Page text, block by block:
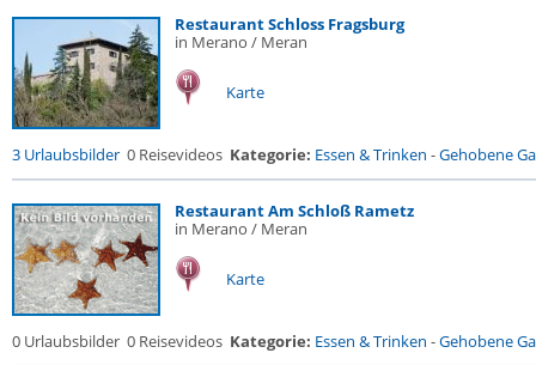
Restaurant Schloss Fragsburg
in Merano / Meran
Karte
3 Urlaubsbilder 0 Reisevideos Kategorie: Essen & Trinken -Gehobene
Restaurant Am Schloß Rametz
in Merano / Meran
Karte
0 Urlaubsbilder 0 Reisevideos Kategorie: Essen & Trinken -Gehobene